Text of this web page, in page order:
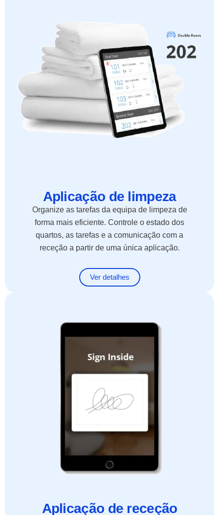
Aplicação de limpeza
Organize as tarefas da equipa de limpeza de
forma mais eficiente. Controle o estado dos
quartos, as tarefas e a comunicação com a
receção a partir de uma única aplicação.
Ver detalhes
Aplicação de receção